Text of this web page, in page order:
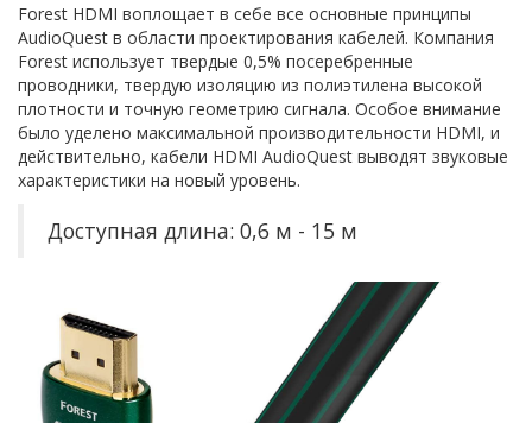
Forest HDMI воплощает в себе все основные принципы
AudioQuest в области проектирования кабелей. Компания
Forest использует твердые 0,5% посеребренные
проводники, твердую изоляцию из полиэтилена высокой
плотности и точную геометрию сигнала. Особое внимание
было уделено максимальной производительности HDMI, и
действительно, кабели HDMI AudioQuest выводят звуковые
характеристики на новый уровень.
Доступная длина: 0,6 м - 15 м